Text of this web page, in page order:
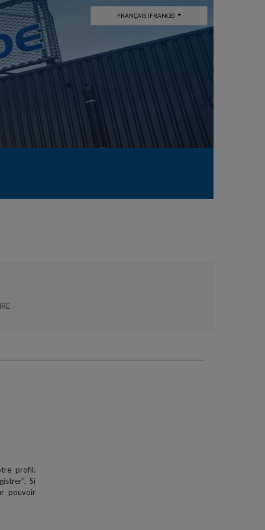
FRANÇAIS (FRANCE)
profil.
Si
pouvoir